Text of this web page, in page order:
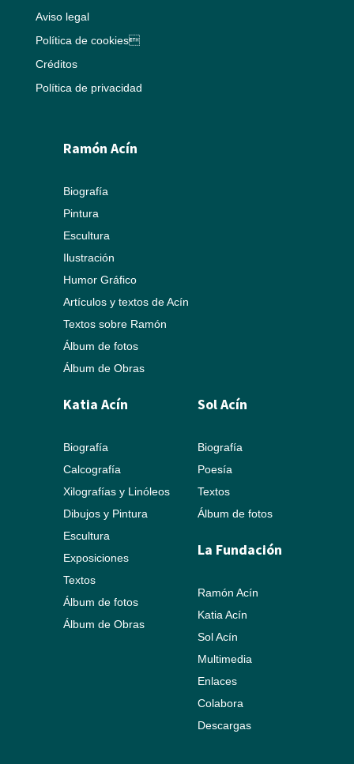
Aviso legal
Política de cookies
Créditos
Política de privacidad
Ramón Acín
Biografía
Pintura
Escultura
Ilustración
Humor Gráfico
Artículos y textos de Acín
Textos sobre Ramón
Álbum de fotos
Álbum de Obras
Katia Acín
Biografía
Calcografía
Xilografías y Linóleos
Dibujos y Pintura
Escultura
Exposiciones
Textos
Álbum de fotos
Álbum de Obras
Sol Acín
Biografía
Poesía
Textos
Álbum de fotos
La Fundación
Ramón Acín
Katia Acín
Sol Acín
Multimedia
Enlaces
Colabora
Descargas